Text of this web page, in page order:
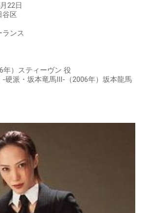
22日
谷区
ランス
年）スティーヴン 役
硬派・坂本竜馬III-（2006年）坂本龍馬